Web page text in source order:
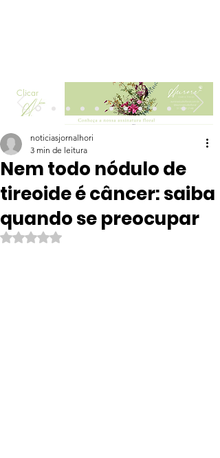
Clicar
Nem todo nódulo de
tireoide é câncer: saiba
quando se preocupar
noticiasjornalhori
3 min de leitura
Avaliado com NaN de 5 estrelas.